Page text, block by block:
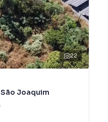
de fazer tudo
inovadoras para
mercado imobiliário.
IMOVEIS E
do Brasil, incluindo
Já vendemos e
Buriti Sereno. Isso porque
22
Joaquim